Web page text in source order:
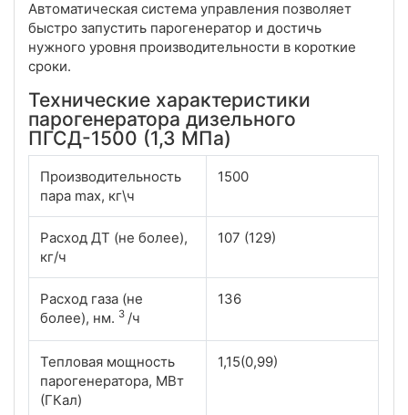
Автоматическая система управления позволяет
быстро запустить парогенератор и достичь
нужного уровня производительности в короткие
сроки.
Технические характеристики
парогенератора дизельного
ПГСД-1500 (1,3 МПа)
Производительность
пара max, кг\ч
1500
Расход ДТ (не более),
кг/ч
107 (129)
Расход газа (не
более), нм. 3 /ч
136
Тепловая мощность
парогенератора, МВт
(ГКал)
1,15(0,99)